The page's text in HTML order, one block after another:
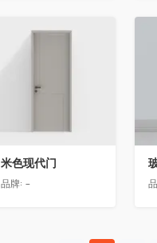
收藏
米色现代门
品牌: -